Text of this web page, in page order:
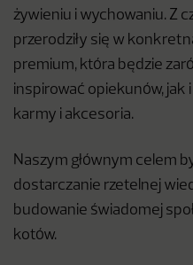
żywieniu i wychowaniu. Z
przerodziły się w
premium, która będzie
inspirować opiekunów, jak
karmy i akcesoria.
Naszym głównym celem
dostarczanie rzetelnej
budowanie świadomej
kotów.